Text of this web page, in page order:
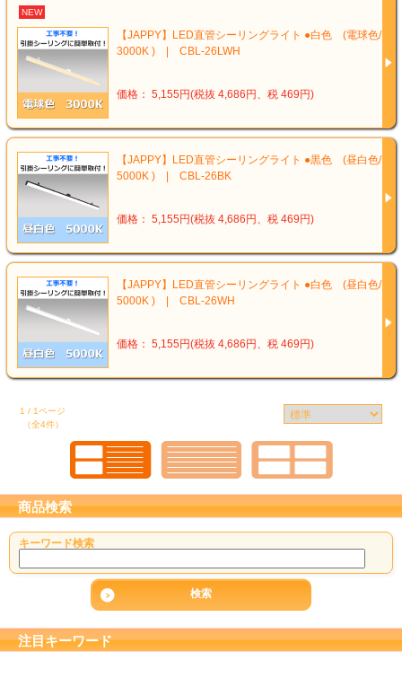
NEW
【JAPPY】LED直管シーリングライト ●白色 (電球色/
3000K ) | CBL-26LWH
価格： 5,155円(税抜 4,686円、税 469円)
【JAPPY】LED直管シーリングライト ●黒色 (昼白色/
5000K ) | CBL-26BK
価格： 5,155円(税抜 4,686円、税 469円)
【JAPPY】LED直管シーリングライト ●白色 (昼白色/
5000K ) | CBL-26WH
価格： 5,155円(税抜 4,686円、税 469円)
1 / 1ページ
（全4件）
商品検索
キーワード検索
注目キーワード